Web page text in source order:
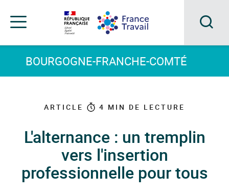
menu
contenu
pied
page
la
Menu
BOURGOGNE-FRANCHE-COMTÉ
ARTICLE 4 MIN DE LECTURE
L'alternance : un tremplin
vers l'insertion
professionnelle pour tous